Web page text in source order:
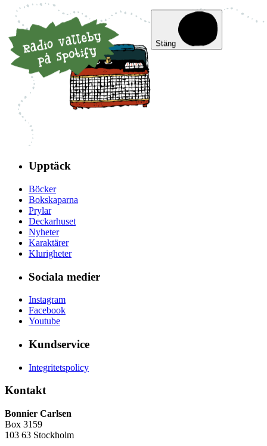
Upptäck
Böcker
Bokskaparna
Prylar
Deckarhuset
Nyheter
Karaktärer
Klurigheter
Sociala medier
Instagram
Facebook
Youtube
Kundservice
Integritetspolicy
Kontakt
Bonnier Carlsen
Box 3159
103 63 Stockholm
Stäng